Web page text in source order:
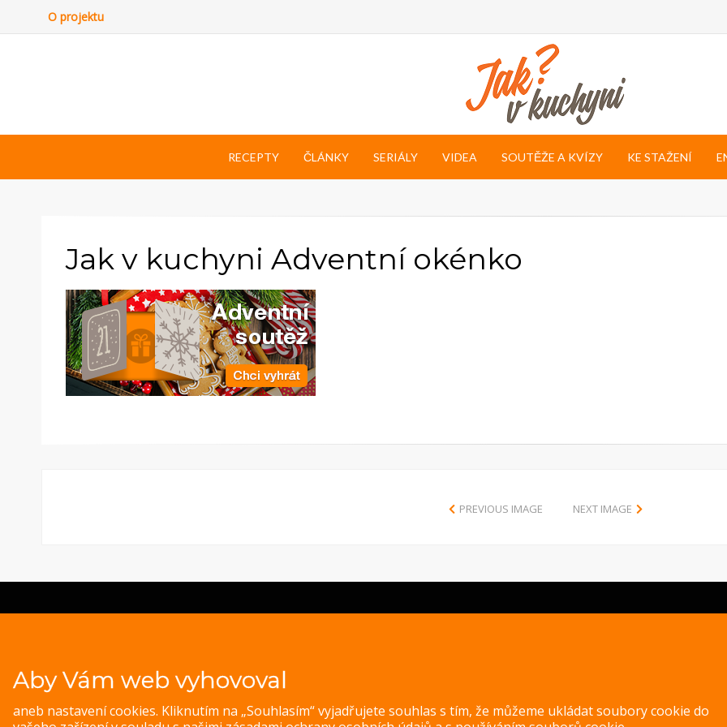
O projektu
RECEPTY ČLÁNKY SERIÁLY VIDEA SOUTĚŽE A KVÍZY KE STAŽENÍ
Jak v kuchyni Adventní okénko
PREVIOUS IMAGE NEXT IMAGE
Aby Vám web vyhovoval
aneb nastavení cookies. Kliknutím na „Souhlasím“ vyjadřujete souhlas s tím, že můžeme ukládat soubory cookie do